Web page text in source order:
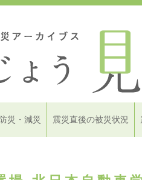
災・減災 震災直後の被災状況